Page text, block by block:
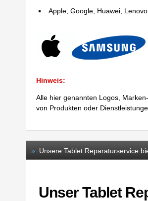
Apple, Google, Huawei,
Hinweis:
Alle hier genannten Logos,
von Produkten oder
» Unsere Tablet Reparaturservice
Unser Tablet